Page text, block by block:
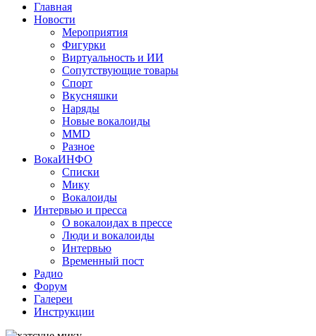
navigation
Главная
Новости
Мероприятия
Фигурки
Виртуальность и ИИ
Сопутствующие товары
Спорт
Вкусняшки
Наряды
Новые вокалоиды
MMD
Разное
ВокаИНФО
Списки
Мику
Вокалоиды
Интервью и пресса
О вокалоидах в прессе
Люди и вокалоиды
Интервью
Временный пост
Радио
Форум
Галереи
Инструкции